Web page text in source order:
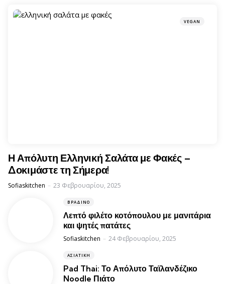
VEGAN
Η Απόλυτη Ελληνική Σαλάτα με Φακές –
Δοκιμάστε τη Σήμερα!
Posted
Sofiaskitchen 23 Φεβρουαρίου, 2025
ΒΡΑΔΙΝΌ
Λεπτό φιλέτο κοτόπουλου με μανιτάρια
και ψητές πατάτες
Posted
Sofiaskitchen 24 Φεβρουαρίου, 2025
ΑΣΙΑΤΙΚΉ
Pad Thai: Το Απόλυτο Ταϊλανδέζικο
Noodle Πιάτο